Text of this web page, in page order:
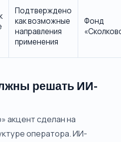
Подтверждено
как возможные
направления
применения
Фонд
решать ИИ-
акцент сделан на
оператора. ИИ-